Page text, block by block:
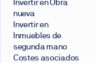
Invertir en Obra
nueva
Invertir en
Inmuebles de
segunda mano
Costes asociados